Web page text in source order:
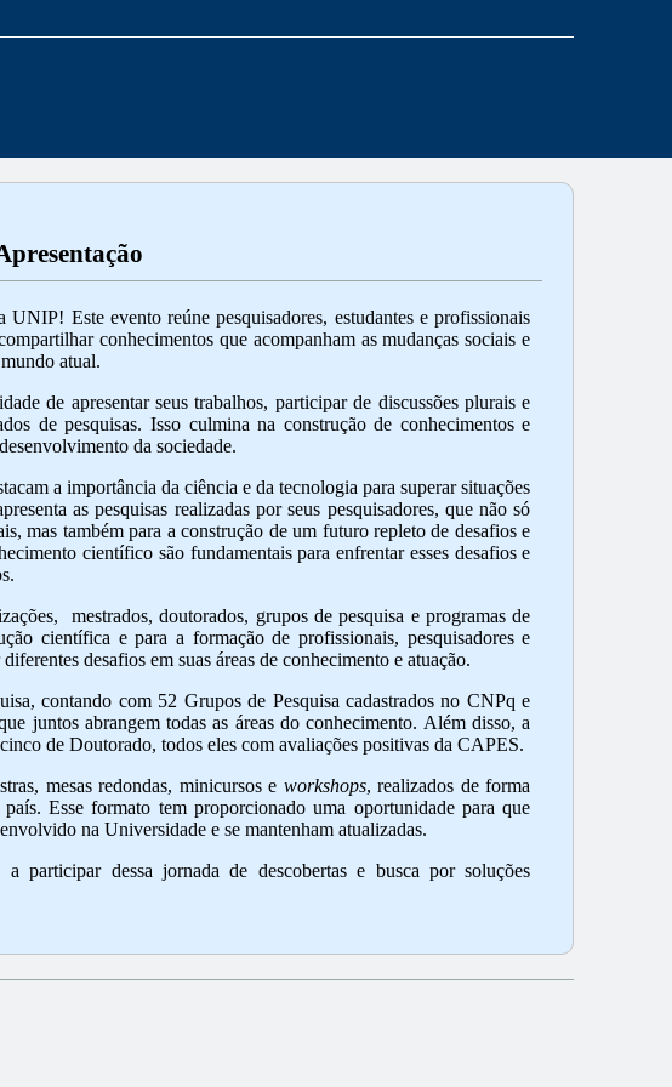
Este evento reúne pesquisadores, estudantes e profissionais
conhecimentos que acompanham as mudanças sociais e
atual.
de apresentar seus trabalhos, participar de discussões plurais e
de pesquisas. Isso culmina na construção de conhecimentos e
da sociedade.
a importância da ciência e da tecnologia para superar situações
as pesquisas realizadas por seus pesquisadores, que não só
mas também para a construção de um futuro repleto de desafios e
científico são fundamentais para enfrentar esses desafios e
mestrados, doutorados, grupos de pesquisa e programas de
científica e para a formação de profissionais, pesquisadores e
desafios em suas áreas de conhecimento e atuação.
contando com 52 Grupos de Pesquisa cadastrados no CNPq e
juntos abrangem todas as áreas do conhecimento. Além disso, a
de Doutorado, todos eles com avaliações positivas da CAPES.
mesas redondas, minicursos e workshops, realizados de forma
Esse formato tem proporcionado uma oportunidade para que
na Universidade e se mantenham atualizadas.
participar dessa jornada de descobertas e busca por soluções